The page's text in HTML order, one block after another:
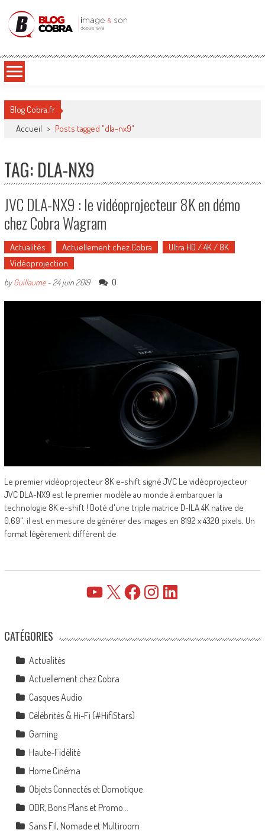
Blog Cobra
Blog Cobra.fr
Accueil > Posts tagged "dla-nx9"
TAG: DLA-NX9
JVC DLA-NX9 : le vidéoprojecteur 8K en démo
chez Cobra Wagram
Actualités Actuellement chez Cobra
Ultra HD / 4K / 8K
Vidéoprojection
byGuillaume- 24 juin 2019 0
Le premier vidéoprojecteur 8K e-shift signé JVC Le vidéoprojecteur
JVC DLA-NX9 est le premier modèle au monde à embarquer la
technologie 8K e-shift ! Doté d'une triple matrice D-ILA 4K native de
0,69'', il est en mesure de générer des images en 8192 x 4320 pixels. Un
format légèrement différent de
YouTube FacebookInstagramLinkedIn
CATÉGORIES
Actualités
Actuellement chez Cobra
Casques Audio
Célébrités & Hi-Fi (#HifiStars)
Gaming
Haute-Fidélité
Home Cinéma
Objets Connectés et Domotique
ODR, Bons Plans et Promo…
Sans Fil, Nomade et Multiroom